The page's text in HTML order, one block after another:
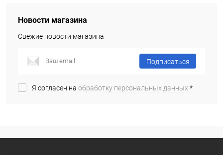
Новости магазина
Свежие новости магазина
Подписаться
Я согласен на обработку персональных данных.*